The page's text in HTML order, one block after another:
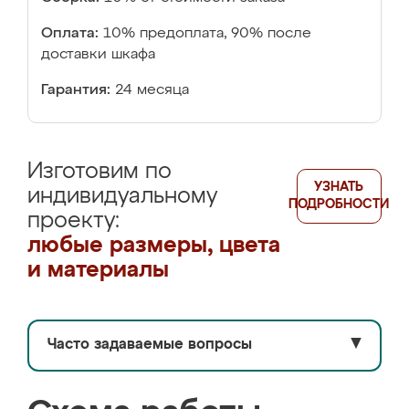
Оплата: 10% предоплата, 90% после
доставки шкафа
Гарантия: 24 месяца
Изготовим по
индивидуальному
проекту:
любые размеры, цвета
и материалы
УЗНАТЬ
ПОДРОБНОСТИ
Часто задаваемые вопросы ▼